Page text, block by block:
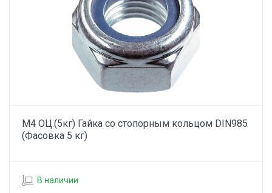
М4 ОЦ.(5кг) Гайка со стопорным кольцом DIN985
(Фасовка 5 кг)
В наличии